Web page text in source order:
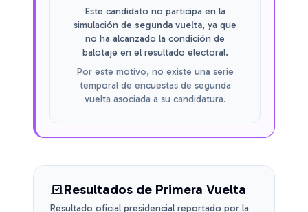
Este candidato no participa en la
simulación de segunda vuelta, ya que
no ha alcanzado la condición de
balotaje en el resultado electoral.
Por este motivo, no existe una serie
temporal de encuestas de segunda
vuelta asociada a su candidatura.
Resultados de Primera Vuelta
Resultado oficial presidencial reportado por la